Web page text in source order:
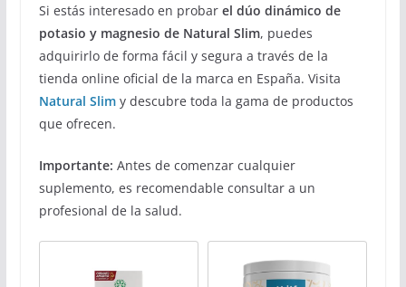
Si estás interesado en probar el dúo dinámico de
potasio y magnesio de Natural Slim, puedes
adquirirlo de forma fácil y segura a través de la
tienda online oficial de la marca en España. Visita
Natural Slim y descubre toda la gama de productos
que ofrecen.
Importante: Antes de comenzar cualquier
suplemento, es recomendable consultar a un
profesional de la salud.